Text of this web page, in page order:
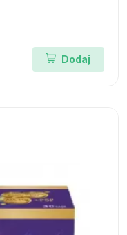
Dodaj